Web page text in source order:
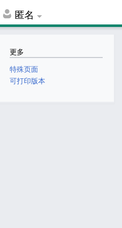
匿名
更多
特殊页面
可打印版本